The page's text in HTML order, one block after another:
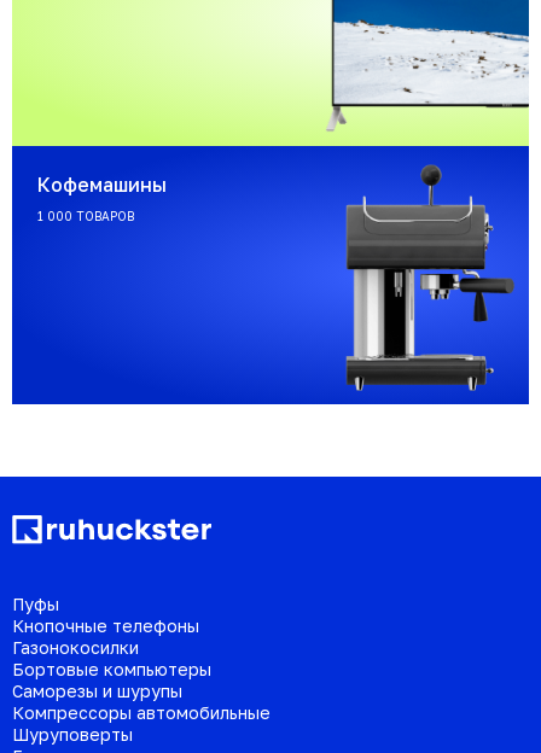
Кофемашины
1 000 ТОВАРОВ
Пуфы
Кнопочные телефоны
Газонокосилки
Бортовые компьютеры
Саморезы и шурупы
Компрессоры автомобильные
Шуруповерты